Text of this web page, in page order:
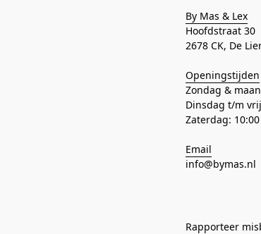
By Mas & Lex
Hoofdstraat 30
2678 CK, De
Openingstijden
Zondag &
Dinsdag t/m
Zaterdag:
Email
info@bymas.nl
Rapporteer